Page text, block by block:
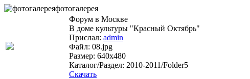
фотогалерея
Форум в Москве
В доме культуры "Красный Октябрь"
Прислал: admin
Файл: 08.jpg
Размер: 640x480
Каталог/Раздел: 2010-2011/Folder5
Скачать